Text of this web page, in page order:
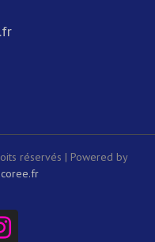
réservés | Powered by
Instagram